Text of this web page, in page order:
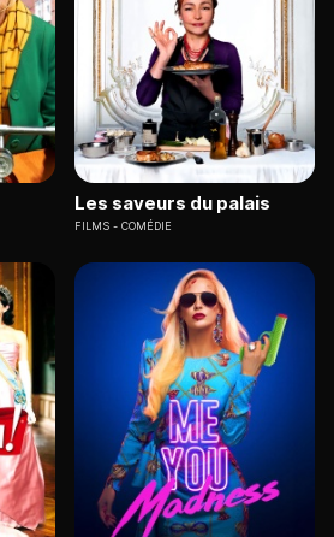
Les saveurs du palais
FILMS COMÉDIE